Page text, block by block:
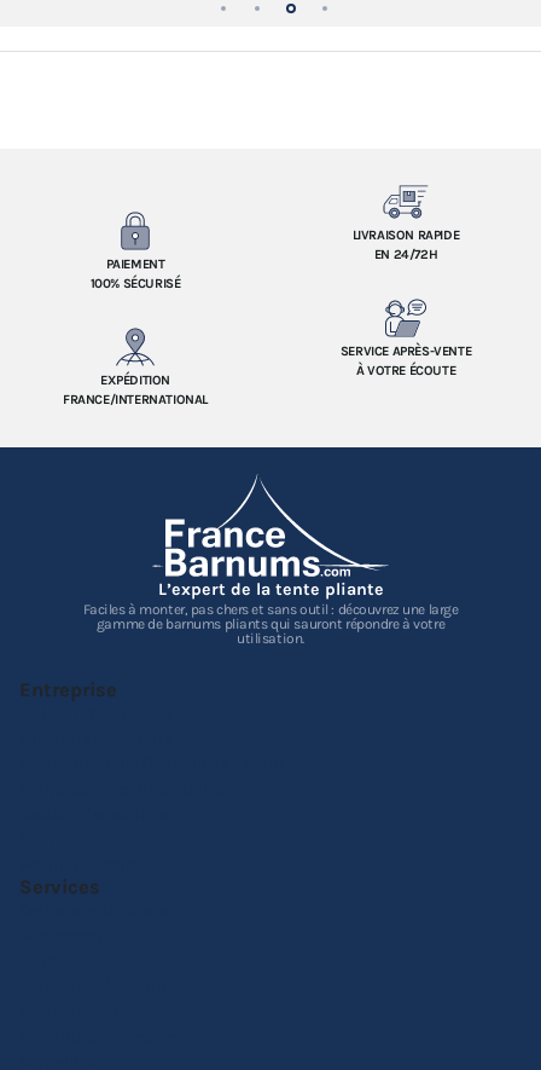
PAIEMENT
100% SÉCURISÉ
LIVRAISON RAPIDE
EN 24/72H
EXPÉDITION
FRANCE/INTERNATIONAL
SERVICE APRÈS-VENTE
À VOTRE ÉCOUTE
L’expert de la tente pliante
Faciles à monter, pas chers et sans outil : découvrez une large
gamme de barnums pliants qui sauront répondre à votre
utilisation.
Entreprise
Services